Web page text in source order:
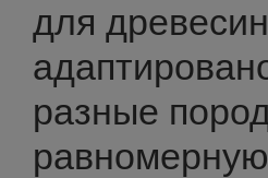
для
разные